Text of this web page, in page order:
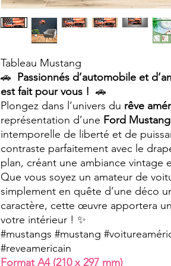
Tableau Mustang
🚗 Passionnés d’automobile et
est fait pour vous ! 🚗
Plongez dans l’univers du rêve
représentation d’une Ford
intemporelle de liberté et de
contraste parfaitement avec le
plan, créant une ambiance vintage
Que vous soyez un amateur de
simplement en quête d’une déco
caractère, cette œuvre apportera
votre intérieur ! ✨
#mustangs #mustang
#reveamericain
Format A4 (210 x 297 mm)